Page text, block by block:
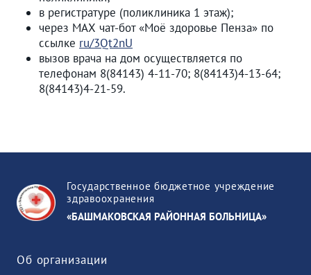
в регистратуре (поликлиника 1 этаж);
через МАХ чат-бот «Моё здоровье Пенза» по
ссылке ru/3Qt2nU
вызов врача на дом осуществляется по
телефонам 8(84143) 4-11-70; 8(84143)4-13-64;
8(84143)4-21-59.
Государственное бюджетное учреждение
здравоохранения
«БАШМАКОВСКАЯ РАЙОННАЯ БОЛЬНИЦА»
Об организации